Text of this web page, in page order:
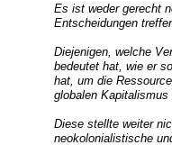
Es ist weder gerecht
Entscheidungen
Diejenigen, welche
bedeutet hat, wie er
hat, um die
globalen Kapitalismus
Diese stellte weiter
neokolonialistische